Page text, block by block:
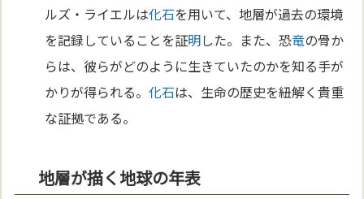
ルズ・ライエルは化石を用いて、地層が過去の環境
を記録していることを証明した。また、恐竜の骨か
らは、彼らがどのように生きていたのかを知る手が
かりが得られる。化石は、生命の歴史を紐解く貴重
な証拠である。
地層が描く地球の年表